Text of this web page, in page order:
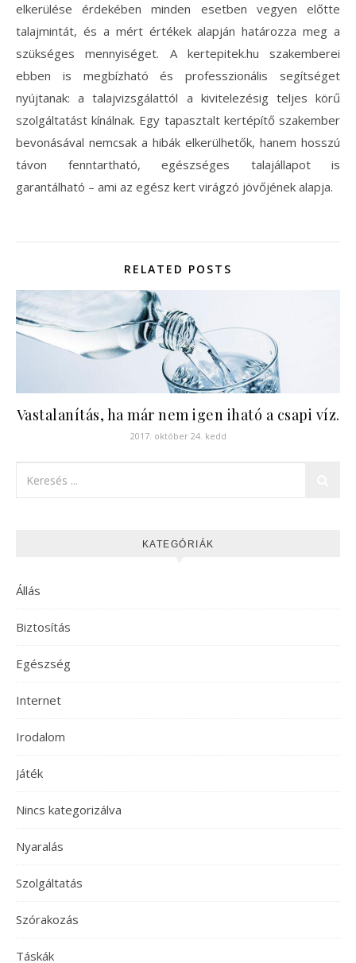
elkerülése érdekében minden esetben vegyen előtte
talajmintát, és a mért értékek alapján határozza meg a
szükséges mennyiséget. A kertepitek.hu szakemberei
ebben is megbízható és professzionális segítséget
nyújtanak: a talajvizsgálattól a kivitelezésig teljes körű
szolgáltatást kínálnak. Egy tapasztalt kertépítő szakember
bevonásával nemcsak a hibák elkerülhetők, hanem hosszú
távon fenntartható, egészséges talajállapot is
garantálható – ami az egész kert virágzó jövőjének alapja.
RELATED POSTS
Vastalanítás, ha már nem igen iható a csapi víz.
2017. október 24. kedd
KATEGÓRIÁK
Állás
Biztosítás
Egészség
Internet
Irodalom
Játék
Nincs kategorizálva
Nyaralás
Szolgáltatás
Szórakozás
Táskák